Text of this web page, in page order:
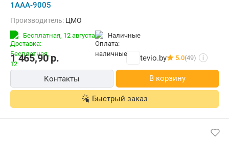
1ААА-9005
Производитель: ЦМО
Бесплатная, 12 августа наличные
1 465,90р. tevio.by 5.0(49) i
Контакты В корзину
Быстрый заказ